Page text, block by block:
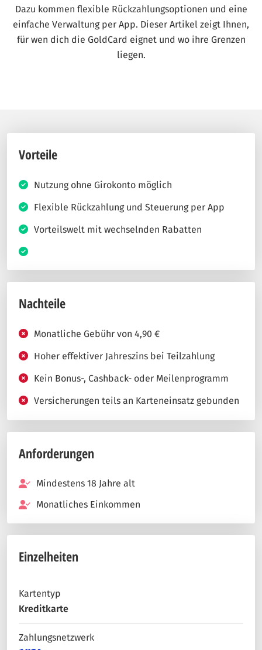
Dazu kommen flexible Rückzahlungsoptionen und eine
einfache Verwaltung per App. Dieser Artikel zeigt Ihnen,
für wen dich die GoldCard eignet und wo ihre Grenzen
liegen.
Vorteile
Nutzung ohne Girokonto möglich
Flexible Rückzahlung und Steuerung per App
Vorteilswelt mit wechselnden Rabatten
Nachteile
Monatliche Gebühr von 4,90 €
Hoher effektiver Jahreszins bei Teilzahlung
Kein Bonus-, Cashback- oder Meilenprogramm
Versicherungen teils an Karteneinsatz gebunden
Anforderungen
Mindestens 18 Jahre alt
Monatliches Einkommen
Einzelheiten
Kartentyp
Kreditkarte
Zahlungsnetzwerk